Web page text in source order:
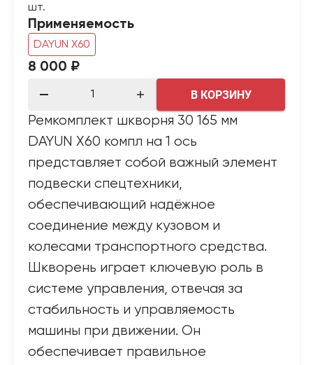
шт.
Применяемость
DAYUN X60
8 000 ₽
В КОРЗИНУ
Ремкомплект шкворня 30 165 мм
DAYUN X60 компл на 1 ось
представляет собой важный элемент
подвески спецтехники,
обеспечивающий надёжное
соединение между кузовом и
колесами транспортного средства.
Шкворень играет ключевую роль в
системе управления, отвечая за
стабильность и управляемость
машины при движении. Он
обеспечивает правильное